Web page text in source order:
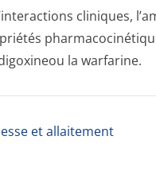
cliniques,
la warfarine.
et allaitement